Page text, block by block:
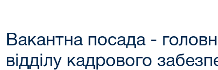
Вакантна посада -
відділу кадрового